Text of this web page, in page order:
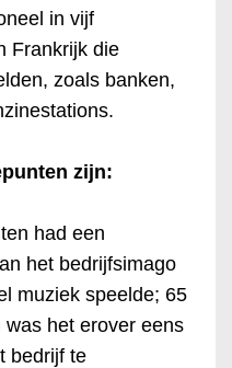
in vijf
Frankrijk die
zoals banken,
zijn:
had een
het bedrijfsimago
muziek speelde; 65
het erover eens
bedrijf te